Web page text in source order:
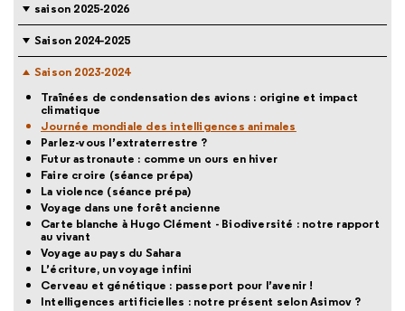
saison 2025-2026
Saison 2024-2025
Saison 2023-2024
Traînées de condensation des avions : origine et impact
climatique
Journée mondiale des intelligences animales
Parlez-vous l’extraterrestre ?
Futur astronaute : comme un ours en hiver
Faire croire (séance prépa)
La violence (séance prépa)
Voyage dans une forêt ancienne
Carte blanche à Hugo Clément - Biodiversité : notre rapport
au vivant
Voyage au pays du Sahara
L’écriture, un voyage infini
Cerveau et génétique : passeport pour l’avenir !
Intelligences artificielles : notre présent selon Asimov ?